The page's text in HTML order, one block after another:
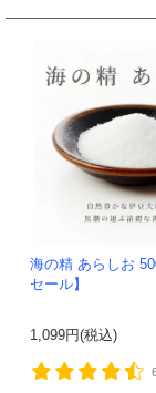
海の精 あらしお
セール】
1,099円(税込)